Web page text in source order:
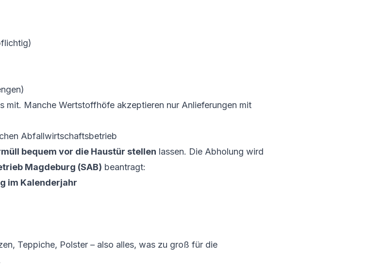
mit. Manche Wertstoffhöfe akzeptieren nur Anlieferungen mit
Abfallwirtschaftsbetrieb
bequem vor die Haustür stellen lassen. Die Abholung wird
Magdeburg (SAB) beantragt:
im Kalenderjahr
Teppiche, Polster – also alles, was zu groß für die